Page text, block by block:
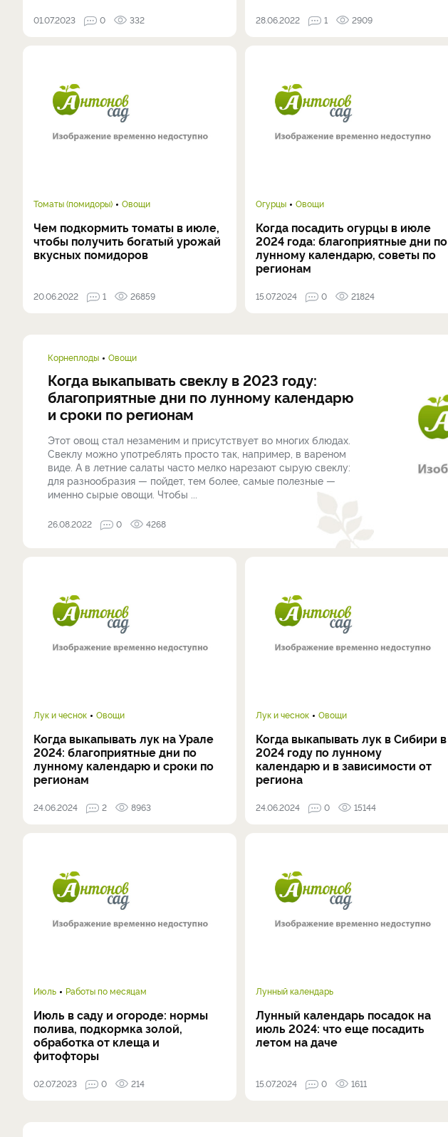
01.07.2023 0 332 28.06.2022 1 2909
Томаты (помидоры) Овощи
Чем подкормить томаты в июле,
чтобы получить богатый урожай
вкусных помидоров
20.06.2022 1 26859
Огурцы Овощи
Когда посадить огурцы в июле
2024 года: благоприятные дни по
лунному календарю, советы по
регионам
15.07.2024 0 21824
Корнеплоды Овощи
Когда выкапывать свеклу в 2023 году:
благоприятные дни по лунному календарю
и сроки по регионам
Этот овощ стал незаменим и присутствует во многих блюдах.
Свеклу можно употреблять просто так, например, в вареном
виде. А в летние салаты часто мелко нарезают сырую свеклу:
для разнообразия — пойдет, тем более, самые полезные —
именно сырые овощи. Чтобы ...
26.08.2022 0 4268
Лук и чеснок Овощи
Когда выкапывать лук на Урале
2024: благоприятные дни по
лунному календарю и сроки по
регионам
24.06.2024 2 8963
Лук и чеснок Овощи
Когда выкапывать лук в Сибири в
2024 году по лунному
календарю и в зависимости от
региона
24.06.2024 0 15144
Июль Работы по месяцам
Июль в саду и огороде: нормы
полива, подкормка золой,
обработка от клеща и
фитофторы
02.07.2023 0 214
Лунный календарь
Лунный календарь посадок на
июль 2024: что еще посадить
летом на даче
15.07.2024 0 1611